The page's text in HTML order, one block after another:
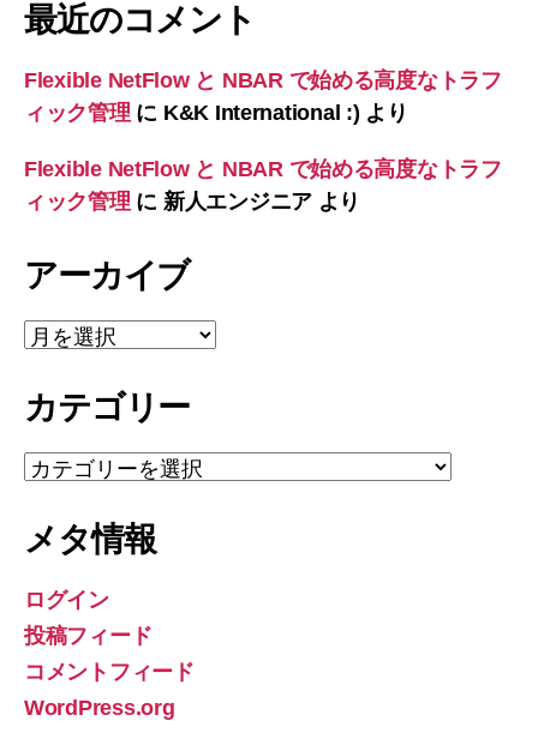
最近のコメント
Flexible NetFlow と NBAR で始める高度なトラフ
ィック管理 に K&K International :) より
Flexible NetFlow と NBAR で始める高度なトラフ
ィック管理 に 新人エンジニアより
アーカイブ
ア
ー
イ
カテゴリー
カ
テ
リ
メタ情報
ログイン
投稿フィード
コメントフィード
WordPress.org